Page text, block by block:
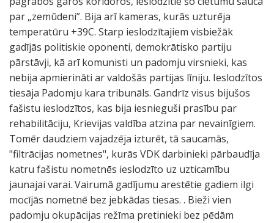
par „zemūdeni”. Bija arī kameras, kurās uzturēja
temperatūru +39C. Starp ieslodzītajiem visbiežāk
gadījās politiskie oponenti, demokrātisko partiju
pārstāvji, kā arī komunisti un padomju virsnieki, kas
nebija apmierināti ar valdošās partijas līniju. Ieslodzītos
tiesāja Padomju kara tribunāls. Gandrīz visus bijušos
fašistu ieslodzītos, kas bija iesnieguši prasību par
rehabilitāciju, Krievijas valdība atzina par nevainīgiem.
Tomēr daudziem vajadzēja izturēt, tā saucamās,
"filtrācijas nometnes", kurās VDK darbinieki pārbaudīja
katru fašistu nometnēs ieslodzīto uz uzticamību
jaunajai varai. Vairumā gadījumu arestētie gadiem ilgi
mocījās nometnē bez jebkādas tiesas. . Bieži vien
padomju okupācijas režīma pretinieki bez pēdām